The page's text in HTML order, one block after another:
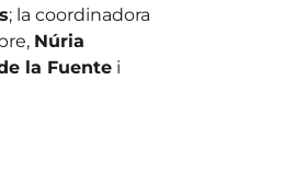
; la coordinadora
Núria
la Fuentei